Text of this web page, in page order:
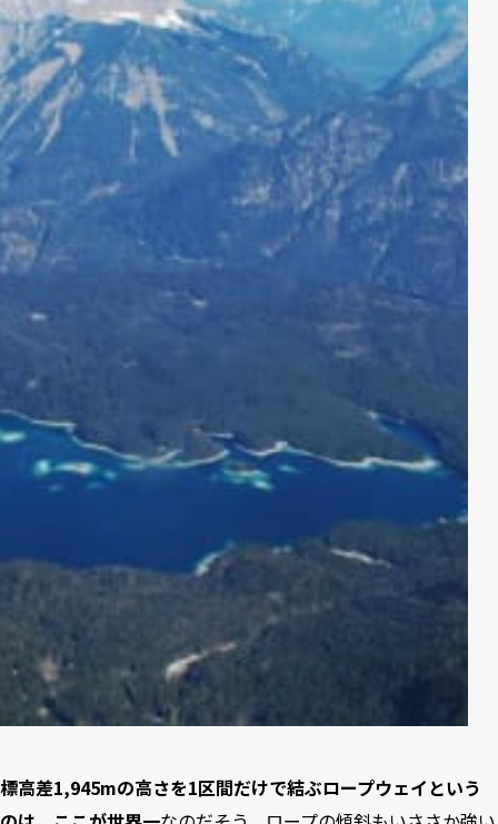
標高差1,945mの高さを1区間だけで結ぶロープウェイという